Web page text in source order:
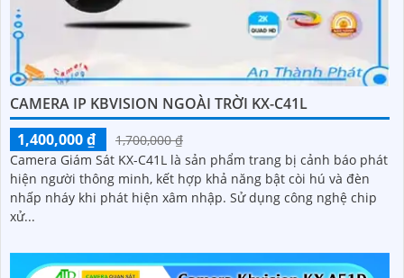
CAMERA IP KBVISION NGOÀI TRỜI KX-C41L
1,400,000 ₫
1,700,000 ₫
Camera Giám Sát KX-C41L là sản phẩm trang bị cảnh báo phát
hiện người thông minh, kết hợp khả năng bật còi hú và đèn
nhấp nháy khi phát hiện xâm nhập. Sử dụng công nghệ chip
xử...